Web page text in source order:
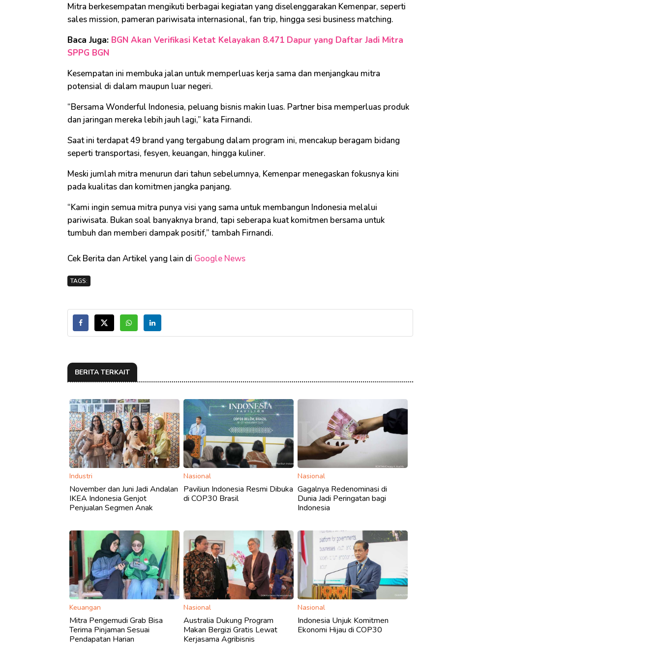
Mitra berkesempatan mengikuti berbagai kegiatan yang diselenggarakan Kemenpar, seperti
sales mission, pameran pariwisata internasional, fan trip, hingga sesi business matching.
Baca Juga: BGN Akan Verifikasi Ketat Kelayakan 8.471 Dapur yang Daftar Jadi Mitra
SPPG BGN
Kesempatan ini membuka jalan untuk memperluas kerja sama dan menjangkau mitra
potensial di dalam maupun luar negeri.
“Bersama Wonderful Indonesia, peluang bisnis makin luas. Partner bisa memperluas produk
dan jaringan mereka lebih jauh lagi,” kata Firnandi.
Saat ini terdapat 49 brand yang tergabung dalam program ini, mencakup beragam bidang
seperti transportasi, fesyen, keuangan, hingga kuliner.
Meski jumlah mitra menurun dari tahun sebelumnya, Kemenpar menegaskan fokusnya kini
pada kualitas dan komitmen jangka panjang.
“Kami ingin semua mitra punya visi yang sama untuk membangun Indonesia melalui
pariwisata. Bukan soal banyaknya brand, tapi seberapa kuat komitmen bersama untuk
tumbuh dan memberi dampak positif,” tambah Firnandi.
Cek Berita dan Artikel yang lain di Google News
TAGS:
BERITA TERKAIT
Industri
November dan Juni Jadi Andalan
IKEA Indonesia Genjot
Penjualan Segmen Anak
Nasional
Paviliun Indonesia Resmi Dibuka
di COP30 Brasil
Nasional
Gagalnya Redenominasi di
Dunia Jadi Peringatan bagi
Indonesia
Keuangan
Mitra Pengemudi Grab Bisa
Terima Pinjaman Sesuai
Pendapatan Harian
Nasional
Australia Dukung Program
Makan Bergizi Gratis Lewat
Kerjasama Agribisnis
Nasional
Indonesia Unjuk Komitmen
Ekonomi Hijau di COP30